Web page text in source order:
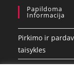
Papildoma
Informacija
Pirkimo ir
taisykles